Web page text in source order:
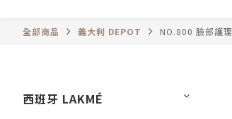
全部商品 義大利 DEPOT NO.800 臉部護理
西班牙 LAKMÉ